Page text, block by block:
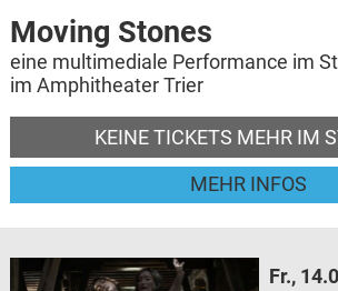
Moving Stones
eine multimediale Performance im
im Amphitheater Trier
KEINE TICKETS MEHR IM
MEHR INFOS
Fr.,